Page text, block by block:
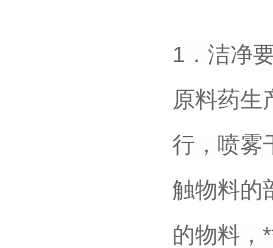
1．洁净
原料药生
行，喷雾
触物料的
的物料，